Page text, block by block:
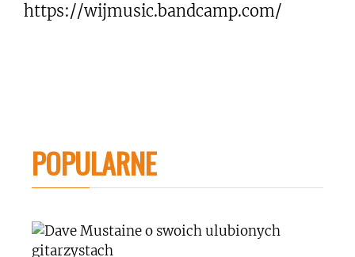
https://wijmusic.bandcamp.com/
POPULARNE